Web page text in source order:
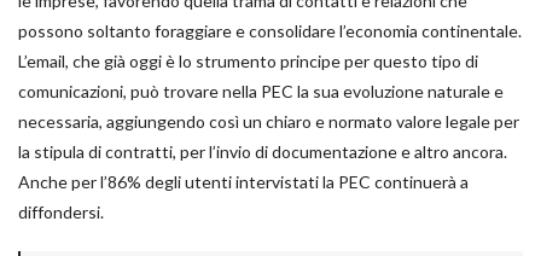
possono soltanto foraggiare e consolidare l’economia continentale.
L’email, che già oggi è lo strumento principe per questo tipo di
comunicazioni, può trovare nella PEC la sua evoluzione naturale e
necessaria, aggiungendo così un chiaro e normato valore legale per
la stipula di contratti, per l’invio di documentazione e altro ancora.
Anche per l’86% degli utenti intervistati la PEC continuerà a
diffondersi.